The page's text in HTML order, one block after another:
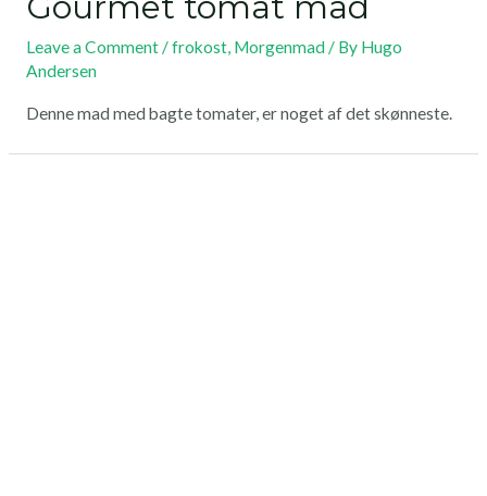
Leave a Comment /frokost, Morgenmad/ By Hugo
Andersen
Denne mad med bagte tomater, er noget af det skønneste.